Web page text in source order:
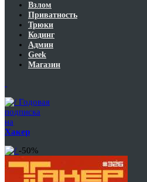
Взлом
Приватность
Трюки
Кодинг
Админ
Geek
Магазин
Годовая
подписка
на
Хакер
-50%